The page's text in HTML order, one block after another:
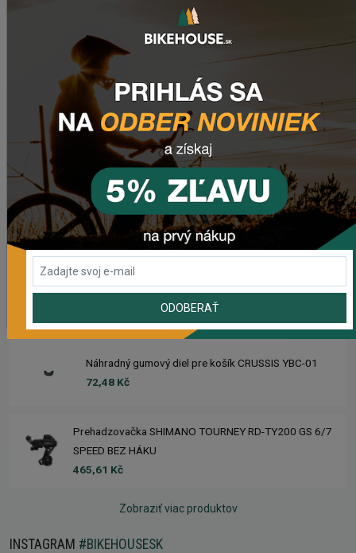
POSLEDNÉ PRIDANÉ PRODUKTY
Sedlo CHROMAG LIMBER
2 357,53 Kč
Zimušné Rukavice CHROMAG SIGNAL
1 129,01 Kč
Sedlo CHROMAG TRAILMASTER DT V2
2 210,11 Kč
Rebuild kit pedálov CHROMAG SYNTH
Náhradný gumový diel pre košík CRUSSIS YBC-01
72,48 Kč
Prehadzovačka SHIMANO TOURNEY RD-TY200 GS 6/7
SPEED BEZ HÁKU
465,61 Kč
Zobraziť viac produktov
INSTAGRAM #BIKEHOUSESK
ODOBERAŤ